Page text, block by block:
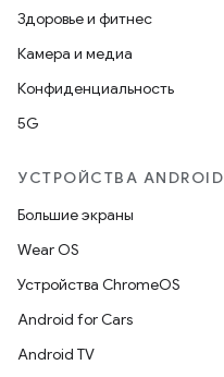
Здоровье и фитнес
Камера и медиа
Конфиденциальность
5G
УСТРОЙСТВА ANDROID
Большие экраны
Wear OS
Устройства ChromeOS
Android for Cars
Android TV